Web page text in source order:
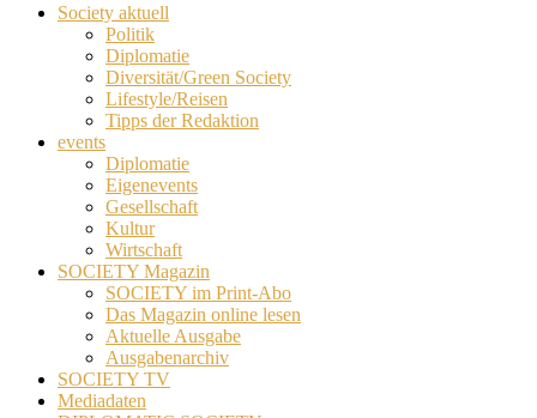
Society aktuell
Politik
Diplomatie
Diversität/Green Society
Lifestyle/Reisen
Tipps der Redaktion
events
Diplomatie
Eigenevents
Gesellschaft
Kultur
Wirtschaft
SOCIETY Magazin
SOCIETY im Print-Abo
Das Magazin online lesen
Aktuelle Ausgabe
Ausgabenarchiv
SOCIETY TV
Mediadaten